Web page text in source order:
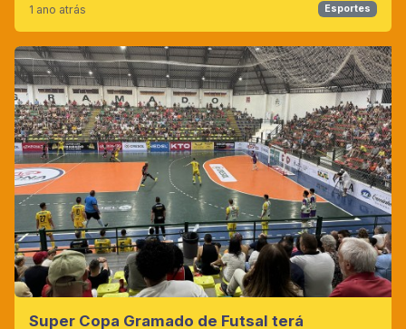
1 ano atrás Esportes
Super Copa Gramado de Futsal terá